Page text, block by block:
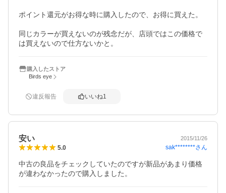
ポイント還元がお得な時に購入したので、お得に買えた。
同じカラーが買えないのが残念だが、店頭ではこの価格で
は買えないので仕方ないかと。
購入したストア
Birds eye
違反報告 いいね1
安い 2015/11/26
5.0 sak********さん
中古の良品をチェックしていたのですが新品があまり価格
が違わなかったので購入しました。